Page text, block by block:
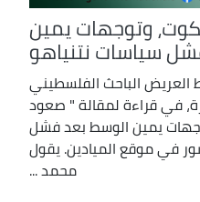
وتوجهات يمين
سياسات نتنياهو
العريض الباحث الفلسطيني
في قراءة لمقالة " صعود
يمين الوسط بعد فشل
في موقع الميادين. يقول
محمد ...